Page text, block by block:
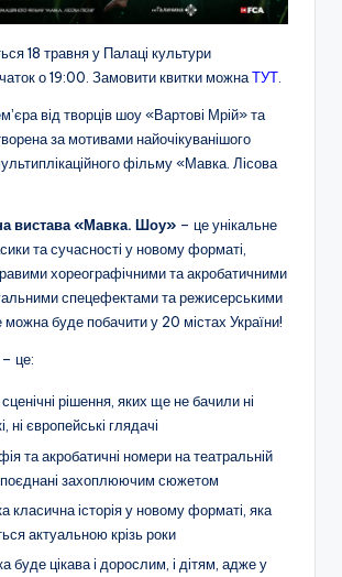
18 травня у Палаці культури
о 19:00. Замовити квитки можнаТУТ.
від творців шоу «Вартові Мрій» та
за мотивами найочікуванішого
фільму «Мавка. Лісова
вистава «Мавка. Шоу» – це унікальне
та сучасності у новому форматі,
хореографічними та акробатичними
спецефектами та режисерськими
можна буде побачити у 20 містах України!
це:
сценічні рішення, яких ще не бачили ні
ні європейські глядачі
та акробатичні номери на театральній
поєднані захоплюючим сюжетом
класична історія у новому форматі, яка
актуальною крізь роки
буде цікава і дорослим, і дітям, адже у